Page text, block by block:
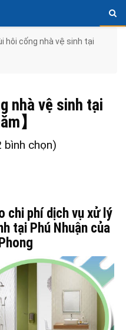
hôi cống nhà vệ sinh tại
nhà vệ sinh tại
】
bình chọn)
chi phí dịch vụ xử lý
tại Phú Nhuận của